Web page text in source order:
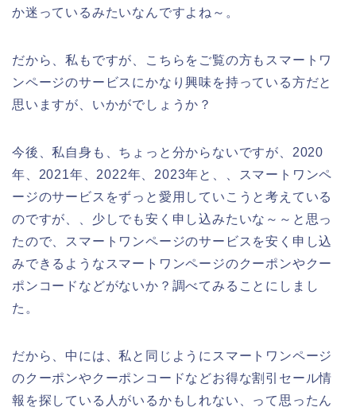
か迷っているみたいなんですよね～。
だから、私もですが、こちらをご覧の方もスマートワ
ンページのサービスにかなり興味を持っている方だと
思いますが、いかがでしょうか？
今後、私自身も、ちょっと分からないですが、2020
年、2021年、2022年、2023年と、、スマートワンペ
ージのサービスをずっと愛用していこうと考えている
のですが、、少しでも安く申し込みたいな～～と思っ
たので、スマートワンページのサービスを安く申し込
みできるようなスマートワンページのクーポンやクー
ポンコードなどがないか？調べてみることにしまし
た。
だから、中には、私と同じようにスマートワンページ
のクーポンやクーポンコードなどお得な割引セール情
報を探している人がいるかもしれない、って思ったん